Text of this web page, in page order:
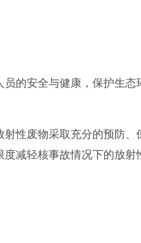
的安全与健康，保护生态
性废物采取充分的预防、
减轻核事故情况下的放射